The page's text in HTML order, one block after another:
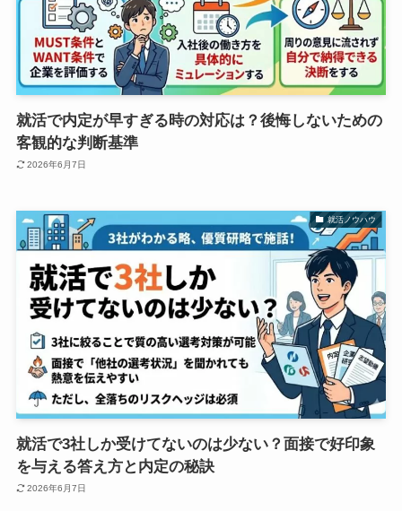
就活で内定が早すぎる時の対応は？後悔しないための
客観的な判断基準
2026年6月7日
就活ノウハウ
就活で3社しか受けてないのは少ない？面接で好印象
を与える答え方と内定の秘訣
2026年6月7日